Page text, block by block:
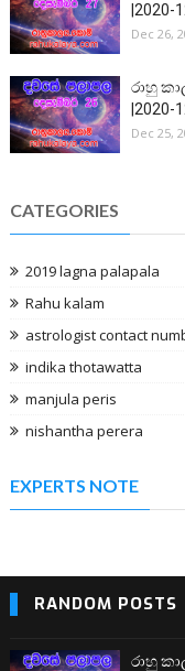
|2020-
Dec 26,
රාහු
|2020-
Dec 25,
CATEGORIES
2019 lagna palapala
Rahu kalam
astrologist contact
indika thotawatta
manjula peris
nishantha perera
EXPERTS NOTE
RANDOM POSTS
රාහු